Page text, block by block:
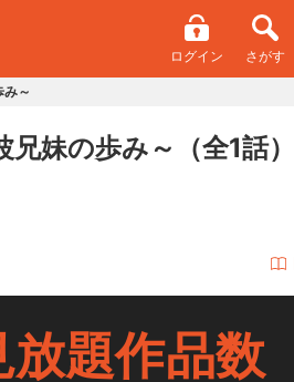
ログイン さがす
み～
兄妹の歩み～ （全1話）
放題作品数